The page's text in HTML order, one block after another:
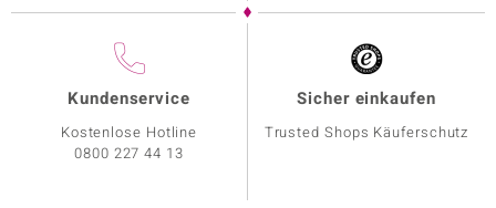
Kundenservice
Kostenlose Hotline
0800 227 44 13
Sicher einkaufen
Trusted Shops Käuferschutz